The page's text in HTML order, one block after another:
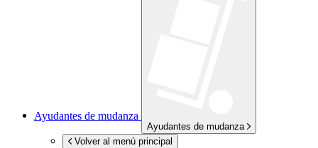
Ayudantes de mudanza
Ayudantes de mudanza
Volver al menú principal